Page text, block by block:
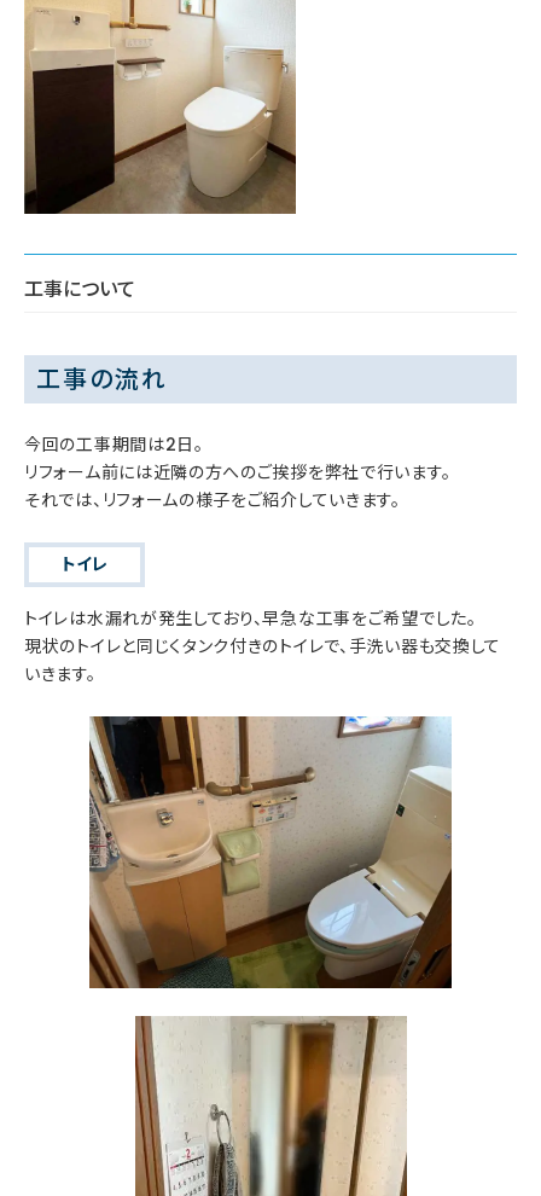
工事について
工事の流れ
今回の工事期間は2日。
リフォーム前には近隣の方へのご挨拶を弊社で行います。
それでは、リフォームの様子をご紹介していきます。
トイレ
トイレは水漏れが発生しており、早急な工事をご希望でした。
現状のトイレと同じくタンク付きのトイレで、手洗い器も交換して
いきます。